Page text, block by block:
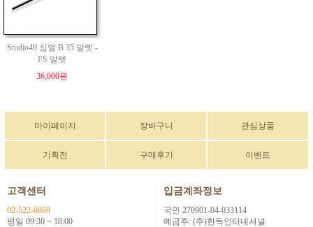
Studio49 심벌 B 35 말렛 -
FS 말렛
36,000원
마이페이지 장바구니 관심상품
기획전 구매후기 이벤트
고객센터
02-522-0869
평일 09:30 ~ 18:00
입금계좌정보
국민 270901-04-033114
예금주: (주)한독인터네셔널